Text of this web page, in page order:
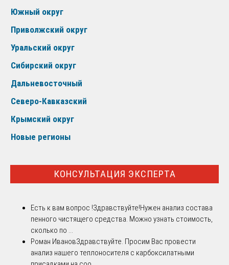
Южный округ
Приволжский округ
Уральский округ
Сибирский округ
Дальневосточный
Северо-Кавказский
Крымский округ
Новые регионы
КОНСУЛЬТАЦИЯ ЭКСПЕРТА
Есть к вам вопрос !Здравствуйте!Нужен анализ состава
пенного чистящего средства. Можно узнать стоимость,
сколько по ...
Роман ИвановЗдравствуйте. Просим Вас провести
анализ нашего теплоносителя с карбоксилатными